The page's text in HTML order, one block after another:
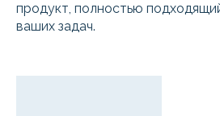
продукт, полностью
ваших задач.